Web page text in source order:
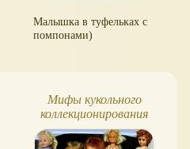
Малышка в туфельках с
помпонами)
Мифы кукольного
коллекционирования